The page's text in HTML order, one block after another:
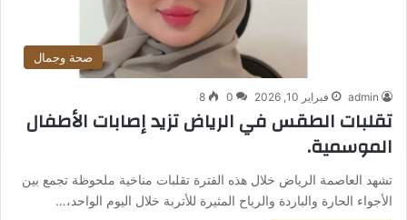
صحة وجمال
admin فبراير 10, 2026 0
8
تقلبات الطقس في الرياض تزيد إصابات الأطفال
الموسمية.
تشهد العاصمة الرياض خلال هذه الفترة تقلبات مناخية ملحوظة تجمع بين
الأجواء الحارة والباردة والرياح المثيرة للأتربة خلال اليوم الواحد،…